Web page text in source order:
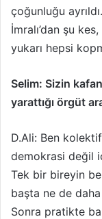
çoğunluğu ayrıldı.
İmralı’dan şu
yukarı hepsi
Selim: Sizin
yarattığı örgüt
D.Ali: Ben
demokrasi değil
Tek bir bireyin
başta ne de
Sonra pratikte